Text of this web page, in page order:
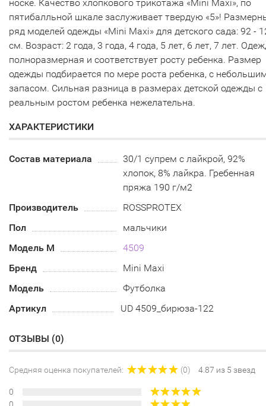
носке. Качество хлопкового трикотажа «Mini Maxi», по
пятибалльной шкале заслуживает твердую «5»!
ряд моделей одежды «Mini Maxi» для детского сада: 92 -
см. Возраст: 2 года, 3 года, 4 года, 5 лет, 6 лет, 7 лет.
полноразмерная и соответствует росту ребенка. Размер
одежды подбирается по мере роста ребенка, с
запасом. Сильная разница в размерах детской одежды с
реальным ростом ребенка нежелательна.
ХАРАКТЕРИСТИКИ
Состав материала
30/1 супрем с лайкрой, 92%
хлопок, 8% лайкра. Гребенная
пряжа 190 г/м2
Производитель
ROSSPROTEX
Пол
мальчики
Модель М
4509
Бренд
Mini Maxi
Модель
Футболка
Артикул
UD 4509_бирюза-122
ОТЗЫВЫ (0)
Средняя оценка покупателей: (0) 4.87 из 5 звезд
0